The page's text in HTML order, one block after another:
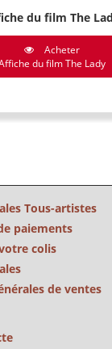
du film The
Acheter
du film The Lady
Tous-artistes
paiements
colis
de ventes